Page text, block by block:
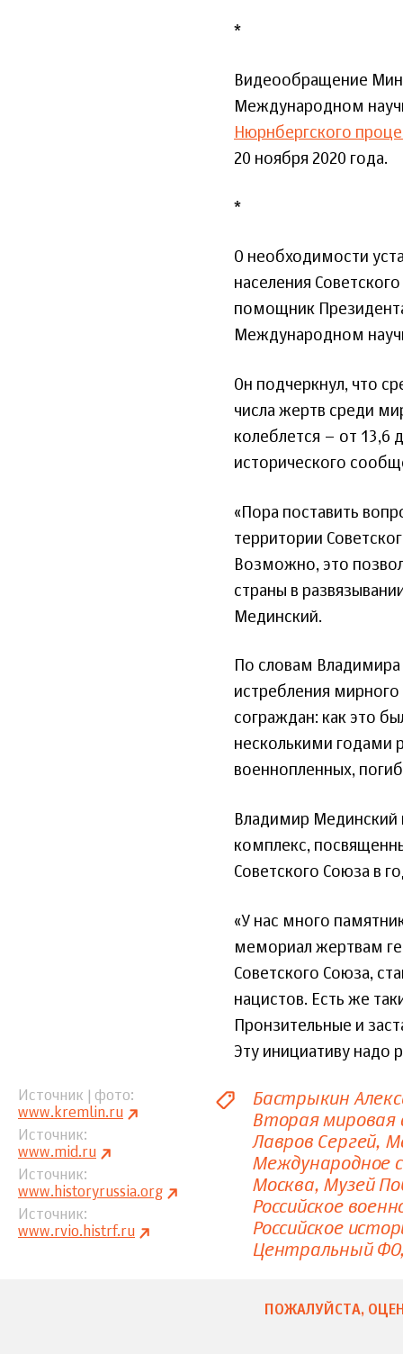
*
Видеообращение
Международном
Нюрнбергского
20 ноября 2020 года.
*
О необходимости
населения
помощник
Международном
Он подчеркнул, что
числа жертв среди
колеблется – от 13,6
исторического
«Пора поставить
территории
Возможно, это
страны в
Мединский.
По словам
истребления
сограждан: как это
несколькими годами
военнопленных,
Владимир
комплекс,
Советского Союза в
«У нас много
мемориал жертвам
Советского Союза,
нацистов. Есть же
Пронзительные и
Эту инициативу надо
Источник | фото
www.kremlin.ru
Источник
www.mid.ru
Источник
www.historyrussia.org
Источник
www.rvio.histrf.ru
Бастрыкин
Вторая мировая
Лавров Сергей
Международное
Москва Музей
Российское
Российское
Центральный ФО
ПОЖАЛУЙСТА,